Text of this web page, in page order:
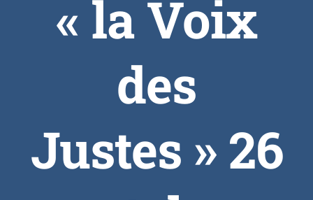
« la Voix
des
Justes » 26